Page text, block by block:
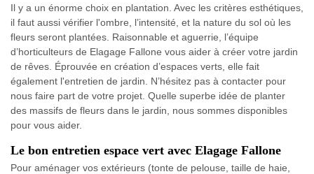
Il y a un énorme choix en plantation. Avec les critères esthétiques,
il faut aussi vérifier l'ombre, l’intensité, et la nature du sol où les
fleurs seront plantées. Raisonnable et aguerrie, l’équipe
d’horticulteurs de Elagage Fallone vous aider à créer votre jardin
de rêves. Éprouvée en création d’espaces verts, elle fait
également l'entretien de jardin. N’hésitez pas à contacter pour
nous faire part de votre projet. Quelle superbe idée de planter
des massifs de fleurs dans le jardin, nous sommes disponibles
pour vous aider.
Le bon entretien espace vert avec Elagage Fallone
Pour aménager vos extérieurs (tonte de pelouse, taille de haie,